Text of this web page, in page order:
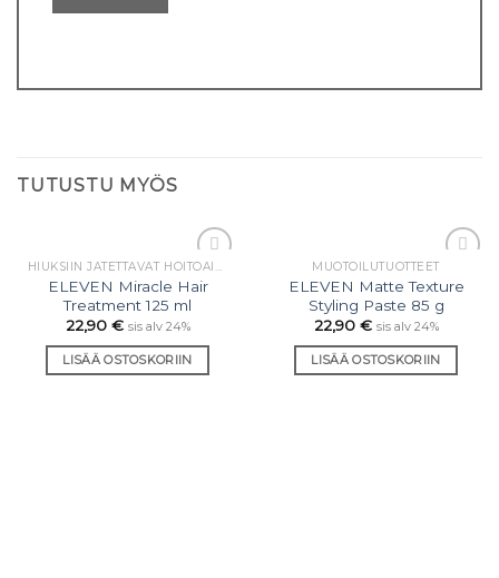
TUTUSTU MYÖS
Lisää
toivelistaan
HIUKSIIN JÄTETTÄVÄT HOITOAINEET
ELEVEN Miracle Hair
Treatment 125 ml
22,90 € sis alv 24%
LISÄÄ OSTOSKORIIN
toivelistaan
MUOTOILU­TUOTTEET
ELEVEN Matte Texture
Styling Paste 85 g
22,90 € sis alv 24%
LISÄÄ OSTOSKORIIN